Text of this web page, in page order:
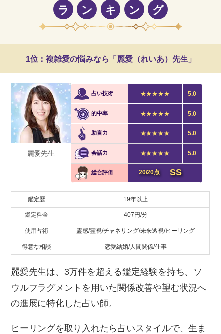
ラ ン キ ン グ
1位：複雑愛の悩みなら「麗愛（れいあ）先生」
麗愛先生
占い技術 ★★★★★ 5.0
的中率 ★★★★★ 5.0
助言力 ★★★★★ 5.0
会話力 ★★★★★ 5.0
総合評価 20/20点 SS
鑑定歴 19年以上
鑑定料金 407円/分
使用占術 霊感/霊視/チャネリング/未来透視/ヒーリング
得意な相談 恋愛結婚/人間関係/仕事
麗愛先生は、3万件を超える鑑定経験を持ち、ソ
ウルフラグメントを用いた関係改善や望む状況へ
の進展に特化した占い師。
ヒーリングを取り入れたら占いスタイルで、生ま